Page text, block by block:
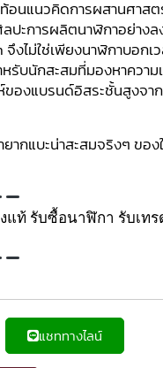
อนแนวคิดการผสานศาส
ลปะการผลิตนาฬิกาอย่าง
งไม่ใช่เพียงนาฬิกาบอกเ
รับนักสะสมที่มองหาความ
ของแบรนด์อิสระชั้นสูงจา
ากแบะน่าสะสมจริงๆ ของ
ท้ รับซื้อนาฬิกา รับเท
แชททางไลน์